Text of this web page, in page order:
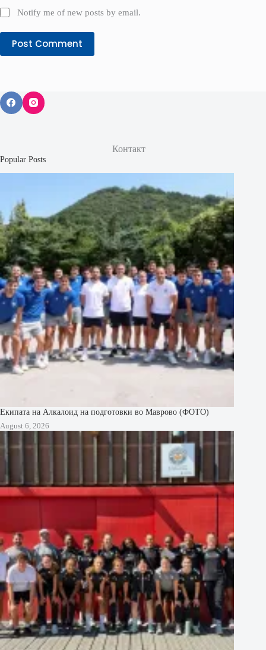
Notify me of new posts by email.
Post Comment
Контакт
Popular Posts
Екипата на Алкалоид на подготовки во Маврово (ФОТО)
August 6, 2026